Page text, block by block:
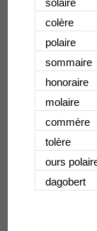
colère
polaire
sommaire
honoraire
molaire
commère
tolère
ours
dagobert